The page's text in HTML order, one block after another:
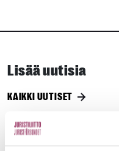
Lisää uutisia
KAIKKI UUTISET
Uutiset